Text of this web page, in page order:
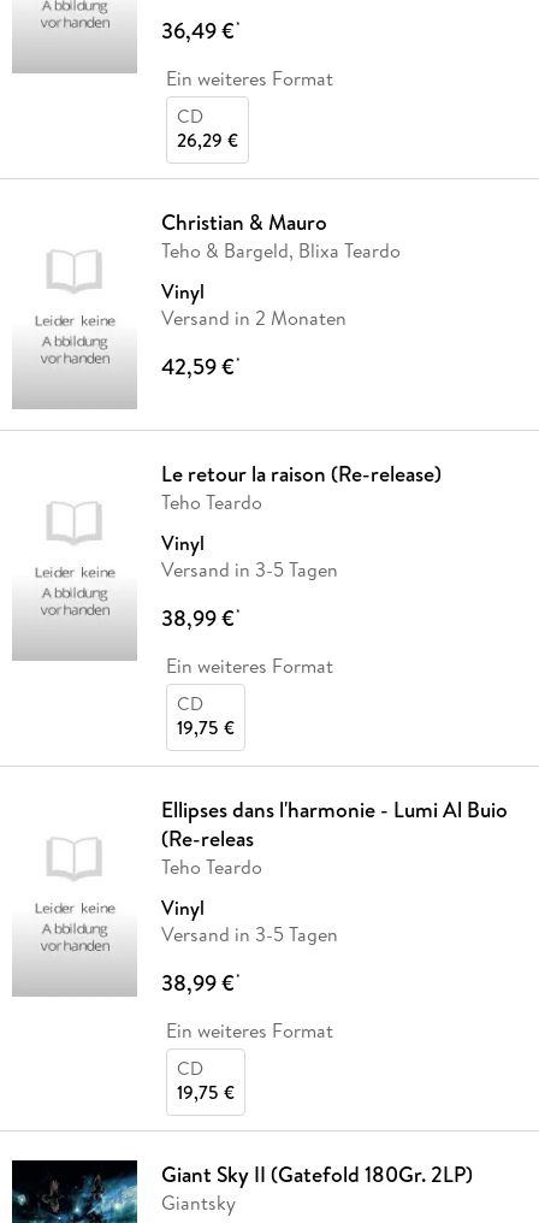
36,49 €*
Ein weiteres Format
CD
26,29 €
Christian & Mauro
Teho & Bargeld, Blixa Teardo
Vinyl
Versand in 2 Monaten
42,59 €*
Le retour la raison (Re-release)
Teho Teardo
Vinyl
Versand in 3-5 Tagen
38,99 €*
Ein weiteres Format
CD
19,75 €
Ellipses dans l'harmonie - Lumi Al Buio
(Re-releas
Teho Teardo
Vinyl
Versand in 3-5 Tagen
38,99 €*
Ein weiteres Format
CD
19,75 €
Giant Sky II (Gatefold 180Gr. 2LP)
Giantsky